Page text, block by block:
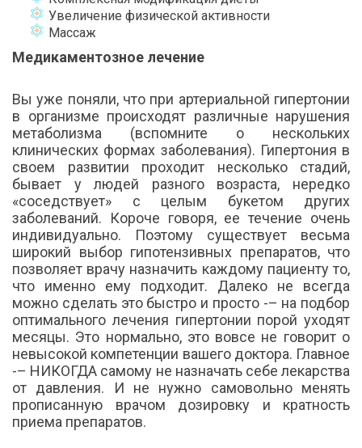
Увеличение физической активности
Массаж
Медикаментозное лечение
Вы уже поняли, что при артериальной гипертонии
в организме происходят различные нарушения
метаболизма (вспомните о нескольких
клинических формах заболевания). Гипертония в
своем развитии проходит несколько стадий,
бывает у людей разного возраста, нередко
«соседствует» с целым букетом других
заболеваний. Короче говоря, ее течение очень
индивидуально. Поэтому существует весьма
широкий выбор гипотензивных препаратов, что
позволяет врачу назначить каждому пациенту то,
что именно ему подходит. Далеко не всегда
можно сделать это быстро и просто -– на подбор
оптимального лечения гипертонии порой уходят
месяцы. Это нормально, это вовсе не говорит о
невысокой компетенции вашего доктора. Главное
-– НИКОГДА самому не назначать себе лекарства
от давления. И не нужно самовольно менять
прописанную врачом дозировку и кратность
приема препаратов.